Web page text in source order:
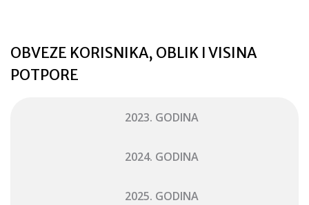
OBVEZE KORISNIKA, OBLIK I VISINA
POTPORE
2023. GODINA
2024. GODINA
2025. GODINA